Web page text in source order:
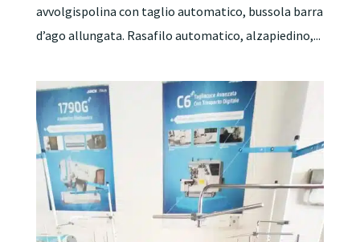
avvolgispolina con taglio automatico, bussola barra
d’ago allungata. Rasafilo automatico, alzapiedino,...